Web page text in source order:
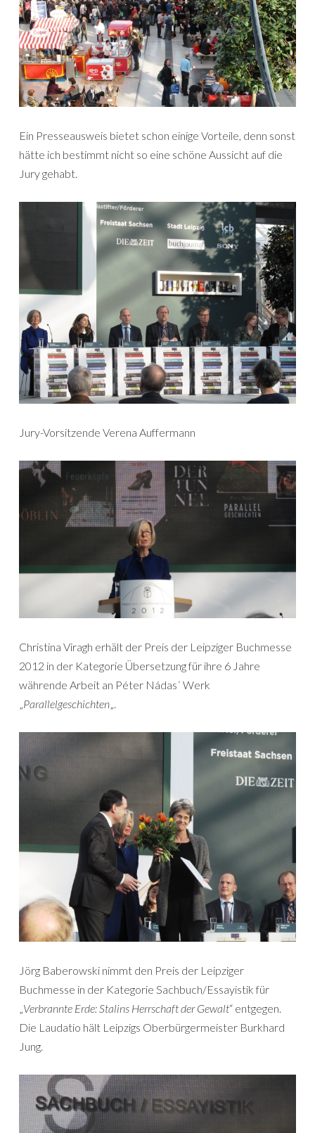
Ein Presseausweis bietet schon einige Vorteile, denn sonst
hätte ich bestimmt nicht so eine schöne Aussicht auf die
Jury gehabt.
Jury-Vorsitzende Verena Auffermann
Christina Viragh erhält der Preis der Leipziger Buchmesse
2012 in der Kategorie Übersetzung für ihre 6 Jahre
währende Arbeit an Péter Nádas´ Werk
„Parallelgeschichten„.
Jörg Baberowski nimmt den Preis der Leipziger
Buchmesse in der Kategorie Sachbuch/Essayistik für
„Verbrannte Erde: Stalins Herrschaft der Gewalt“ entgegen.
Die Laudatio hält Leipzigs Oberbürgermeister Burkhard
Jung.